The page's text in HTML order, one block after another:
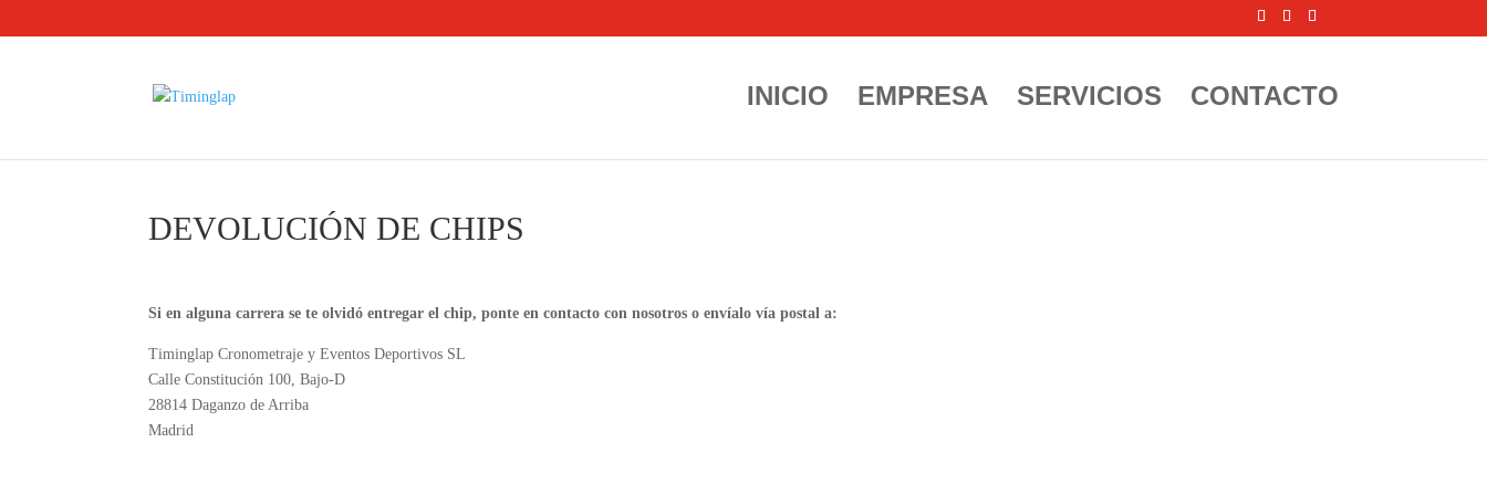
INICIO EMPRESA SERVICIOS CONTACTO
DEVOLUCIÓN DE CHIPS
Si en alguna carrera se te olvidó entregar el chip, ponte en contacto con nosotros o envíalo vía postal a:
Timinglap Cronometraje y Eventos Deportivos SL
Calle Constitución 100, Bajo-D
28814 Daganzo de Arriba
Madrid